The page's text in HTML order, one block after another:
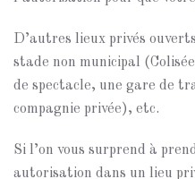
D’autres lieux privés
stade non municipal
de spectacle, une gare de
compagnie privée), etc.
Si l’on vous surprend à
autorisation dans un lieu